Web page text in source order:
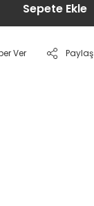
Sepete Ekle
Ver Paylaş